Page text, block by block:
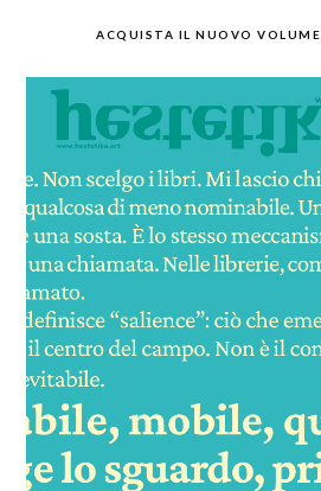
ACQUISTA IL NUOVO VOLUME